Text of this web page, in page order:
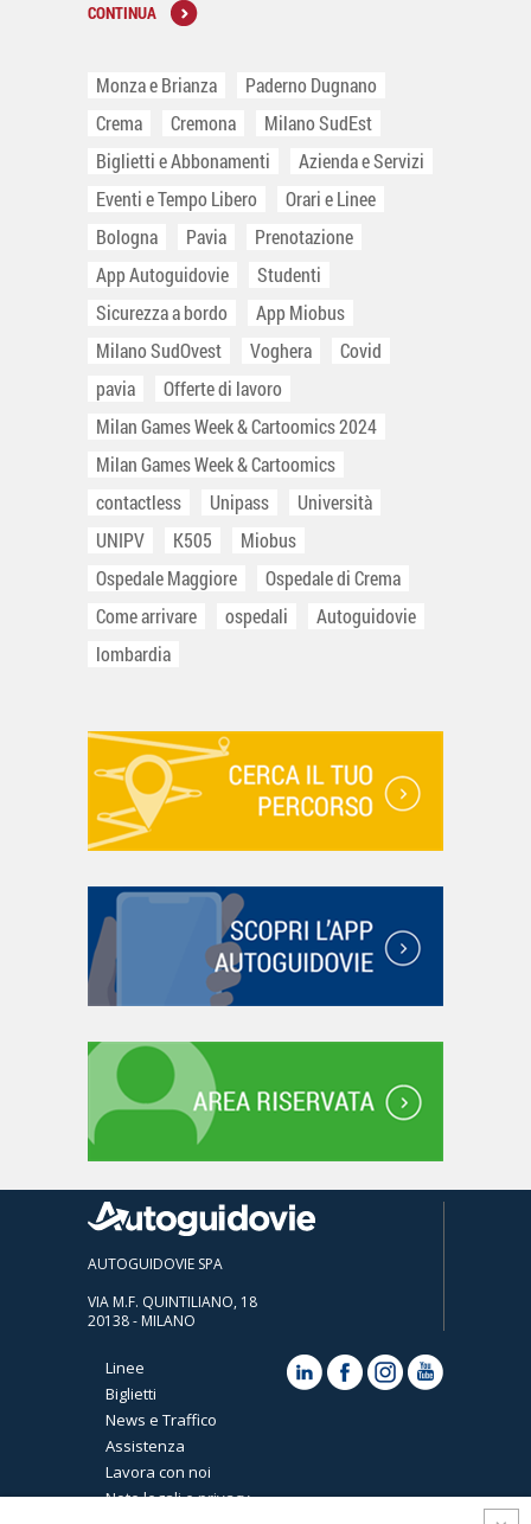
CONTINUA
Monza e Brianza
Paderno Dugnano
Crema
Cremona
Milano SudEst
Biglietti e Abbonamenti
Azienda e Servizi
Eventi e Tempo Libero
Orari e Linee
Bologna
Pavia
Prenotazione
App Autoguidovie
Studenti
Sicurezza a bordo
App Miobus
Milano SudOvest
Voghera
Covid
pavia
Offerte di lavoro
Milan Games Week & Cartoomics 2024
Milan Games Week & Cartoomics
contactless
Unipass
Università
UNIPV
K505
Miobus
Ospedale Maggiore
Ospedale di Crema
Come arrivare
ospedali
Autoguidovie
lombardia
AUTOGUIDOVIE SPA
VIA M.F. QUINTILIANO, 18
20138 - MILANO
Linee
Biglietti
News e Traffico
Assistenza
Lavora con noi
Note legali e privacy